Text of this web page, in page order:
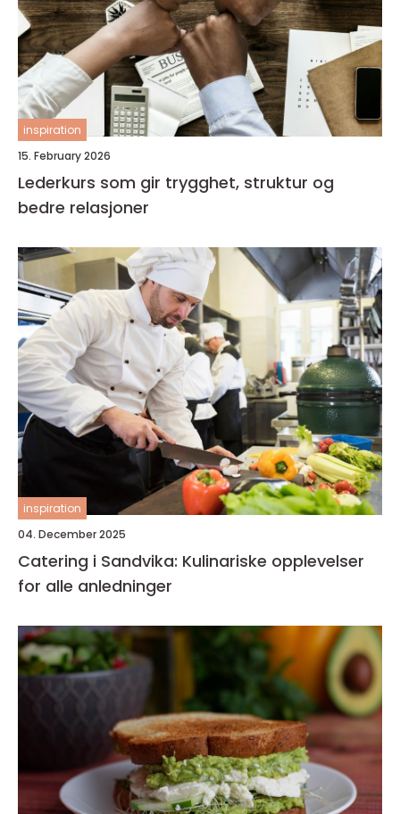
inspiration
15. February 2026
Lederkurs som gir trygghet, struktur og
bedre relasjoner
inspiration
04. December 2025
Catering i Sandvika: Kulinariske opplevelser
for alle anledninger